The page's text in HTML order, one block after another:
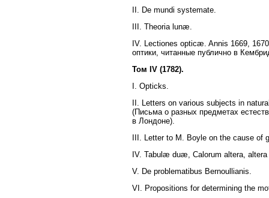
II. De mundi systemate.
III. Theoria lunæ.
IV. Lectiones opticæ. Annis 1669,
оптики, читанные публично в
Том IV (1782).
I. Opticks.
II. Letters on various subjects in
(Письма о разных предметах
в Лондоне).
III. Letter to M. Boyle on the cause of
IV. Tabulæ duæ, Calorum altera, altera
V. De problematibus Bernoullianis.
VI. Propositions for determining the